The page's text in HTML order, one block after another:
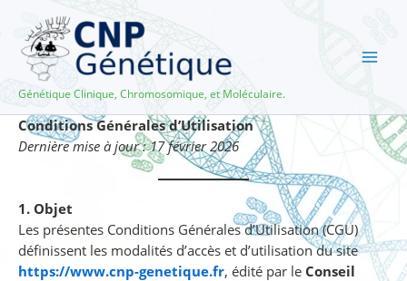
contenu
Génétique Clinique, Chromosomique, et Moléculaire.
Conditions Générales d’Utilisation
Dernière mise à jour : 17 février 2026
1. Objet
Les présentes Conditions Générales d’Utilisation (CGU)
définissent les modalités d’accès et d’utilisation du site
https://www.cnp-genetique.fr, édité par le Conseil